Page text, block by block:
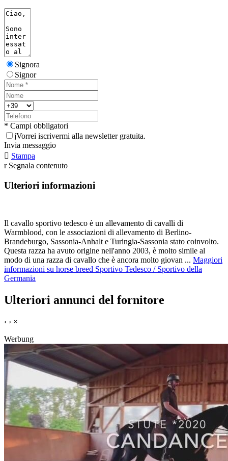
Signora
Signor
* Campi obbligatori
jVorrei iscrivermi alla newsletter gratuita.
Invia messaggio
 Stampa
r Segnala contenuto
Ulteriori informazioni
Il cavallo sportivo tedesco è un allevamento di cavalli di
Warmblood, con le associazioni di allevamento di Berlino-
Brandeburgo, Sassonia-Anhalt e Turingia-Sassonia stato coinvolto.
Questa razza ha avuto origine nell'anno 2003, è molto simile al
modo di una razza di cavallo che è ancora molto giovan ... Maggiori
informazioni su horse breed Sportivo Tedesco / Sportivo della
Germania
Ulteriori annunci del fornitore
‹ › ×
Werbung